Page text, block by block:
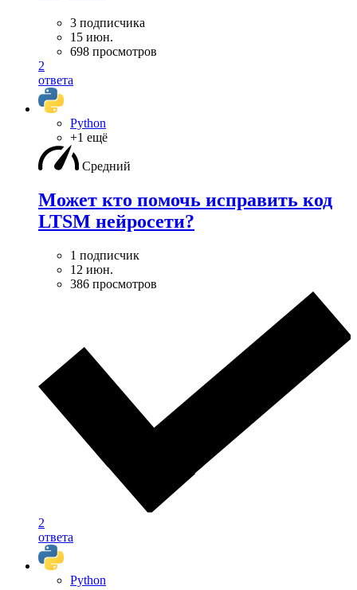
3 подписчика
15 июн.
698 просмотров
2
ответа
Python
+1 ещё
Средний
Может кто помочь исправить код
LTSM нейросети?
1 подписчик
12 июн.
386 просмотров
2
ответа
Python